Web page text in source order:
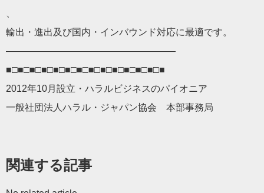
輸出・進出及び国内・インバウンド対応に最適です。
——————————————————
■□■□■□■□■□■□■□■□■□■□■□■□■□■
2012年10月設立・ハラルビジネスのパイオニア
一般社団法人ハラル・ジャパン協会 本部事務局
関連する記事